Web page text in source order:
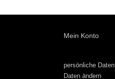
Mein Konto
persönliche Daten
Daten ändern